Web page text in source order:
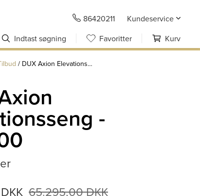
86420211
Kundeservice
Indtast søgning Favoritter Kurv
/ DUX Axion Elevationsseng - 90x200
-
65.295,00 DKK